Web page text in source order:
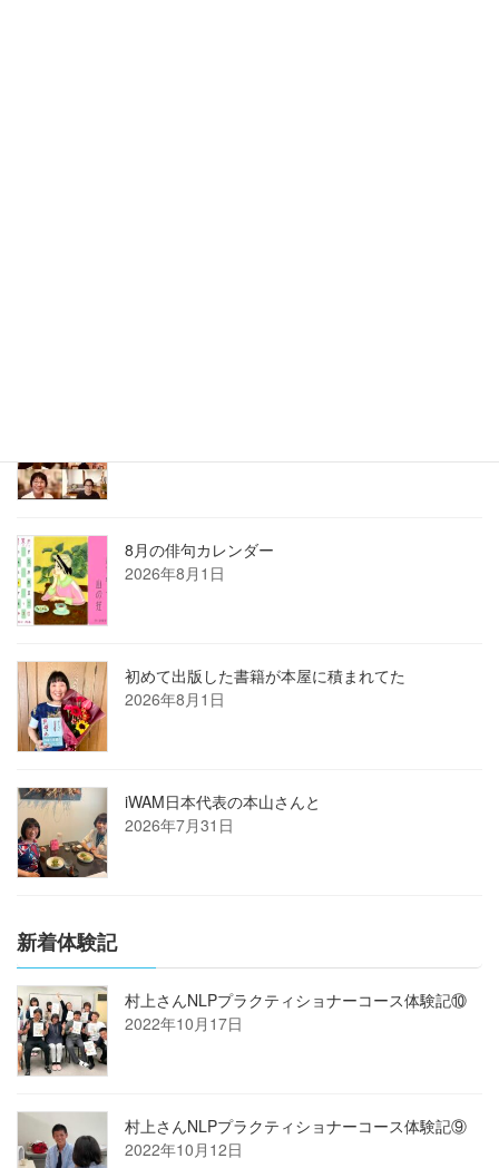
8月の俳句カレンダー
2026年8月1日
初めて出版した書籍が本屋に積まれてた
2026年8月1日
iWAM日本代表の本山さんと
2026年7月31日
新着体験記
村上さんNLPプラクティショナーコース体験記⑩
2022年10月17日
村上さんNLPプラクティショナーコース体験記⑨
2022年10月12日